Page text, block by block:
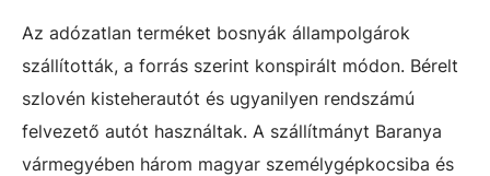
Az adózatlan terméket bosnyák állampolgárok
szállították, a forrás szerint konspirált módon. Bérelt
szlovén kisteherautót és ugyanilyen rendszámú
felvezető autót használtak. A szállítmányt Baranya
vármegyében három magyar személygépkocsiba és